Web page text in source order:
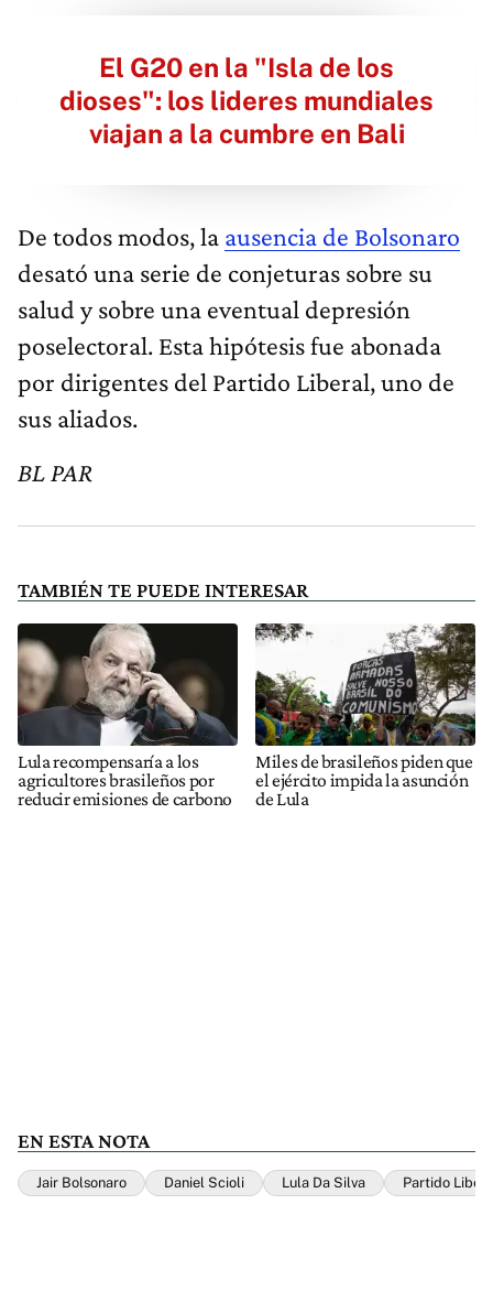
El G20 en la "Isla de los
dioses": los lideres mundiales
viajan a la cumbre en Bali
De todos modos, la ausencia de Bolsonaro
desató una serie de conjeturas sobre su
salud y sobre una eventual depresión
poselectoral. Esta hipótesis fue abonada
por dirigentes del Partido Liberal, uno de
sus aliados.
BL PAR
TAMBIÉN TE PUEDE INTERESAR
Lula recompensaría a los
agricultores brasileños por
reducir emisiones de carbono
Miles de brasileños piden que
el ejército impida la asunción
de Lula
EN ESTA NOTA
Jair Bolsonaro Daniel Scioli Lula Da Silva Partido